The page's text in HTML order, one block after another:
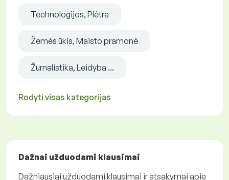
Technologijos, Plėtra
Žemės ūkis, Maisto pramonė
Žurnalistika, Leidyba ...
Rodyti visas kategorijas
Dažnai užduodami klausimai
Dažniausiai užduodami klausimai ir atsakymai apie